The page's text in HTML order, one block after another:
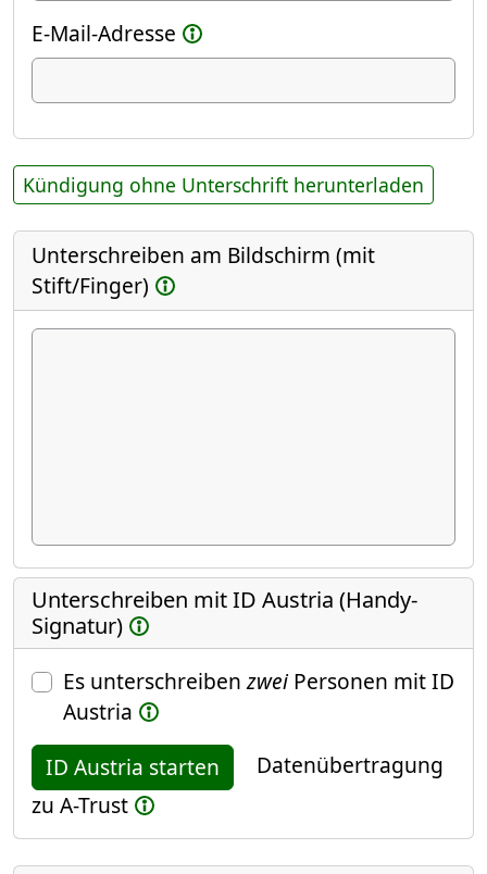
E-Mail-Adresse
Kündigung ohne Unterschrift herunterladen
Unterschreiben am Bildschirm (mit
Stift/Finger)
Unterschreiben mit ID Austria (Handy-
Signatur)
Es unterschreibenzweiPersonen mit ID
Austria
ID Austria starten
Datenübertragung
zu A-Trust